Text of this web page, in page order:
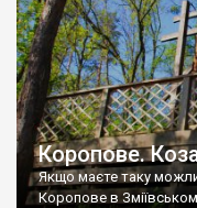
Коропове.
Якщо маєте таку
Коропове в